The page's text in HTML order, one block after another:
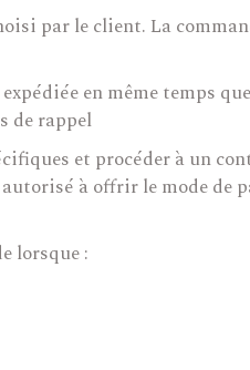
par le client. La
en même temps
de rappel
et procéder à un
à offrir le mode de
lorsque :